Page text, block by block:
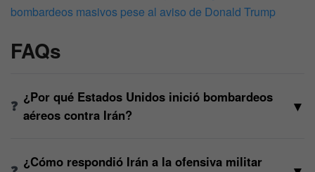
bombardeos masivos pese al aviso de Donald Trump
FAQs
¿Por qué Estados Unidos inició bombardeos
aéreos contra Irán?
▼
¿Cómo respondió Irán a la ofensiva militar